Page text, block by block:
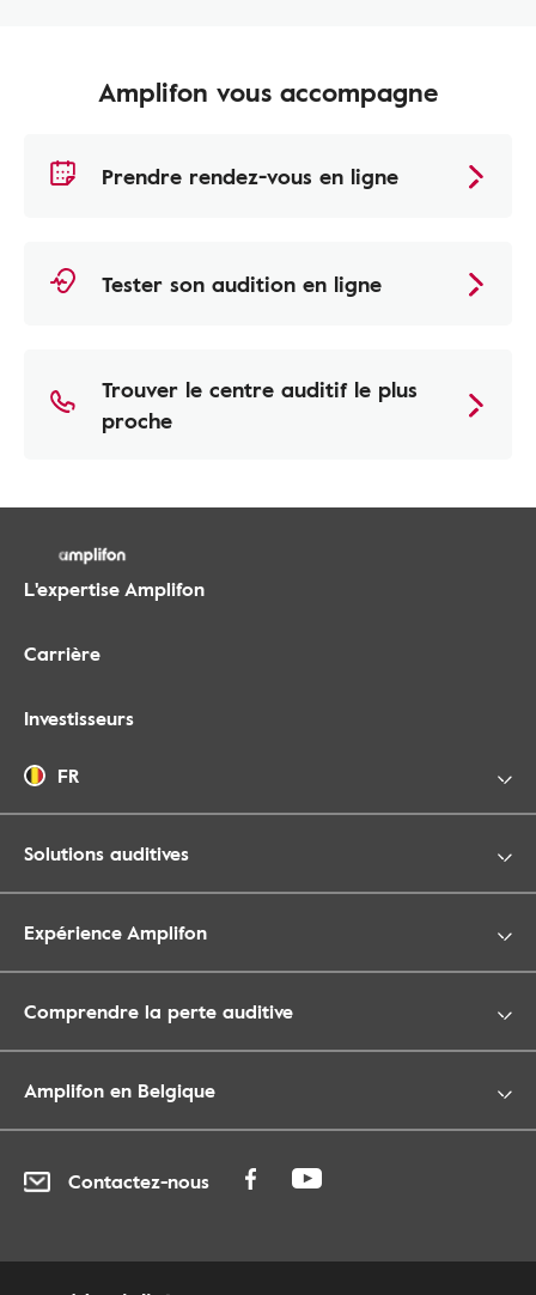
Amplifon vous accompagne
Prendre rendez-vous en ligne
Tester son audition en ligne
Trouver le centre auditif le plus
proche
L'expertise Amplifon
Carrière
Investisseurs
FR
Solutions auditives
Expérience Amplifon
Comprendre la perte auditive
Amplifon en Belgique
Contactez-nous